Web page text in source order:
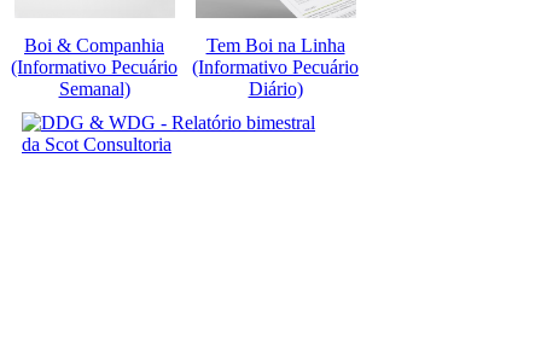
Boi & Companhia
(Informativo Pecuário
Semanal)
Tem Boi na Linha
(Informativo Pecuário
Diário)